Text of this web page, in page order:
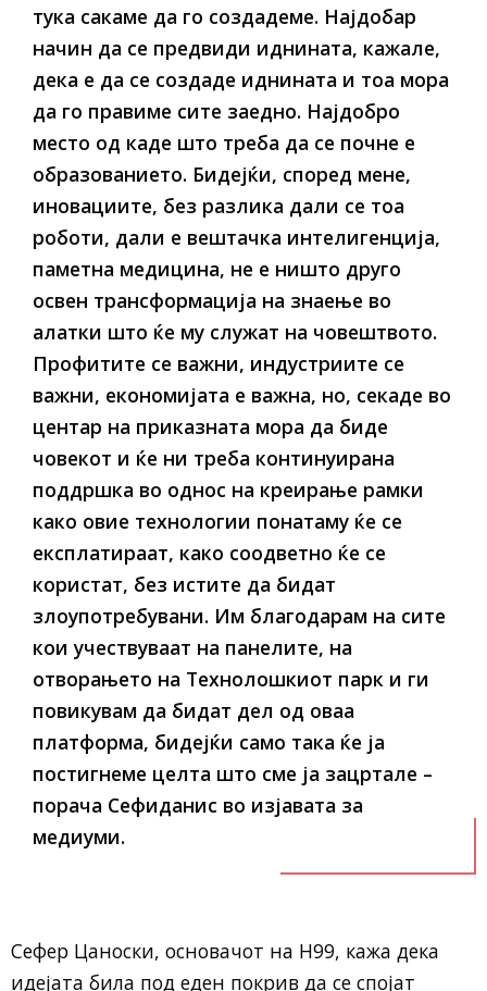
тука сакаме да го создадеме. Најдобар
начин да се предвиди иднината, кажале,
дека е да се создаде иднината и тоа мора
да го правиме сите заедно. Најдобро
место од каде што треба да се почне е
образованието. Бидејќи, според мене,
иновациите, без разлика дали се тоа
роботи, дали е вештачка интелигенција,
паметна медицина, не е ништо друго
освен трансформација на знаење во
алатки што ќе му служат на човештвото.
Профитите се важни, индустриите се
важни, економијата е важна, но, секаде во
центар на приказната мора да биде
човекот и ќе ни треба континуирана
поддршка во однос на креирање рамки
како овие технологии понатаму ќе се
експлатираат, како соодветно ќе се
користат, без истите да бидат
злоупотребувани. Им благодарам на сите
кои учествуваат на панелите, на
отворањето на Технолошкиот парк и ги
повикувам да бидат дел од оваа
платформа, бидејќи само така ќе ја
постигнеме целта што сме ја зацртале –
порача Сефиданис во изјавата за
медиуми.
Сефер Цаноски, основачот на Н99, кажа дека
идејата била под еден покрив да се спојат